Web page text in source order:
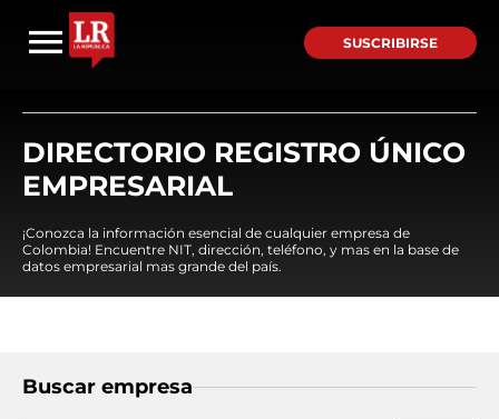
SUSCRIBIRSE
DIRECTORIO REGISTRO ÚNICO
EMPRESARIAL
¡Conozca la información esencial de cualquier empresa de
Colombia! Encuentre NIT, dirección, teléfono, y mas en la base de
datos empresarial mas grande del país.
Buscar empresa